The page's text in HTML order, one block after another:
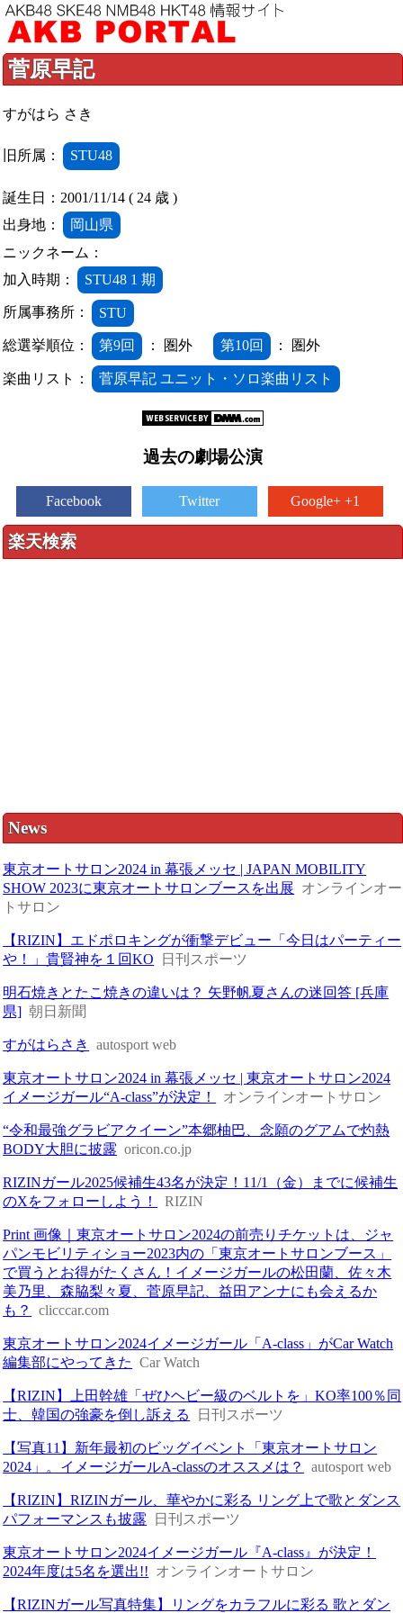
菅原早記
すがはら さき
旧所属： STU48
誕生日：2001/11/14 ( 24 歳 )
出身地：
岡山県
ニックネーム：
加入時期：
STU48 1 期
所属事務所： STU
総選挙順位： 第9回 ： 圏外 第10回 ： 圏外
楽曲リスト： 菅原早記 ユニット・ソロ楽曲リスト
過去の劇場公演
Facebook Twitter Google+ +1
楽天検索
News
東京オートサロン2024 in 幕張メッセ | JAPAN MOBILITY
SHOW 2023に東京オートサロンブースを出展 オンラインオー
トサロン
【RIZIN】エドポロキングが衝撃デビュー「今日はパーティー
や！」貴賢神を１回KO
日刊スポーツ
明石焼きとたこ焼きの違いは？ 矢野帆夏さんの迷回答 [兵庫
県] 朝日新聞
すがはらさき autosport web
東京オートサロン2024 in 幕張メッセ | 東京オートサロン2024
イメージガール“A-class”が決定！
オンラインオートサロン
“令和最強グラビアクイーン”本郷柚巴、念願のグアムで灼熱
BODY大胆に披露 oricon.co.jp
RIZINガール2025候補生43名が決定！11/1（金）までに候補生
のXをフォローしよう！
RIZIN
Print 画像｜東京オートサロン2024の前売りチケットは、ジャ
パンモビリティショー2023内の「東京オートサロンブース」
で買うとお得がたくさん！イメージガールの松田蘭、佐々木
美乃里、森脇梨々夏、菅原早記、益田アンナにも会えるか
も？
clicccar.com
東京オートサロン2024イメージガール「A-class」がCar Watch
編集部にやってきた Car Watch
【RIZIN】上田幹雄「ぜひヘビー級のベルトを」KO率100％同
士、韓国の強豪を倒し訴える
日刊スポーツ
【写真11】新年最初のビッグイベント「東京オートサロン
2024」。イメージガールA-classのオススメは？
autosport web
【RIZIN】RIZINガール、華やかに彩る リング上で歌とダンス
パフォーマンスも披露
日刊スポーツ
東京オートサロン2024イメージガール『A-class』が決定！
2024年度は5名を選出!! オンラインオートサロン
【RIZINガール写真特集】リングをカラフルに彩る 歌とダン